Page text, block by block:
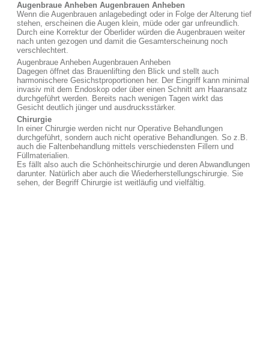
Augenbraue Anheben Augenbrauen Anheben
Wenn die Augenbrauen anlagebedingt oder in Folge der Alterung tief
stehen, erscheinen die Augen klein, müde oder gar unfreundlich.
Durch eine Korrektur der Oberlider würden die Augenbrauen weiter
nach unten gezogen und damit die Gesamterscheinung noch
verschlechtert.
Augenbraue Anheben Augenbrauen Anheben
Dagegen öffnet das Brauenlifting den Blick und stellt auch
harmonischere Gesichstproportionen her. Der Eingriff kann minimal
invasiv mit dem Endoskop oder über einen Schnitt am Haaransatz
durchgeführt werden. Bereits nach wenigen Tagen wirkt das
Gesicht deutlich jünger und ausdrucksstärker.
Chirurgie
In einer Chirurgie werden nicht nur Operative Behandlungen
durchgeführt, sondern auch nicht operative Behandlungen. So z.B.
auch die Faltenbehandlung mittels verschiedensten Fillern und
Füllmaterialien.
Es fällt also auch die Schönheitschirurgie und deren Abwandlungen
darunter. Natürlich aber auch die Wiederherstellungschirurgie. Sie
sehen, der Begriff Chirurgie ist weitläufig und vielfältig.